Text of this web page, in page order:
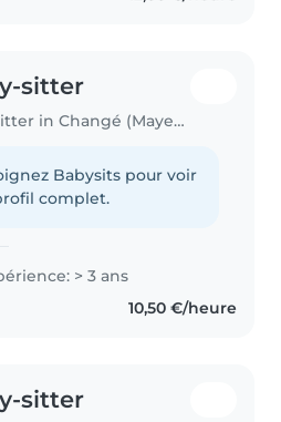
sitter
Babysitter in Changé (Mayenne)
Babysits pour voir
complet.
> 3 ans
10,50 €/heure
sitter